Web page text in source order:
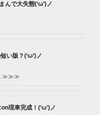
んで大失態(‘ω’)ノ
い版？(‘ω’)ノ
≫≫≫
現車完成！(‘ω’)ノ